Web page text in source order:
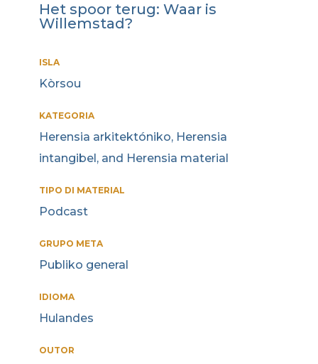
Het spoor terug: Waar is
Willemstad?
ISLA
Kòrsou
KATEGORIA
Herensia arkitektóniko, Herensia
intangibel, and Herensia material
TIPO DI MATERIAL
Podcast
GRUPO META
Publiko general
IDIOMA
Hulandes
OUTOR